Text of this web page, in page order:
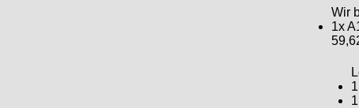
Wir
1x